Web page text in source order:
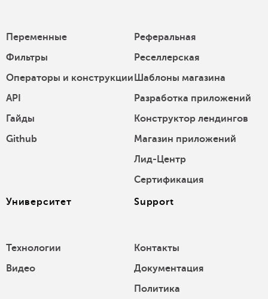
Переменные
Фильтры
Операторы и конструкции
API
Гайды
Github
Реферальная
Реселлерская
Шаблоны магазина
Разработка приложений
Конструктор лендингов
Магазин приложений
Лид-Центр
Сертификация
Университет
Технологии
Видео
Support
Контакты
Документация
Политика